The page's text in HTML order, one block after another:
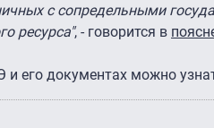
с сопредельными
ресурса", - говорится в
его документах можно